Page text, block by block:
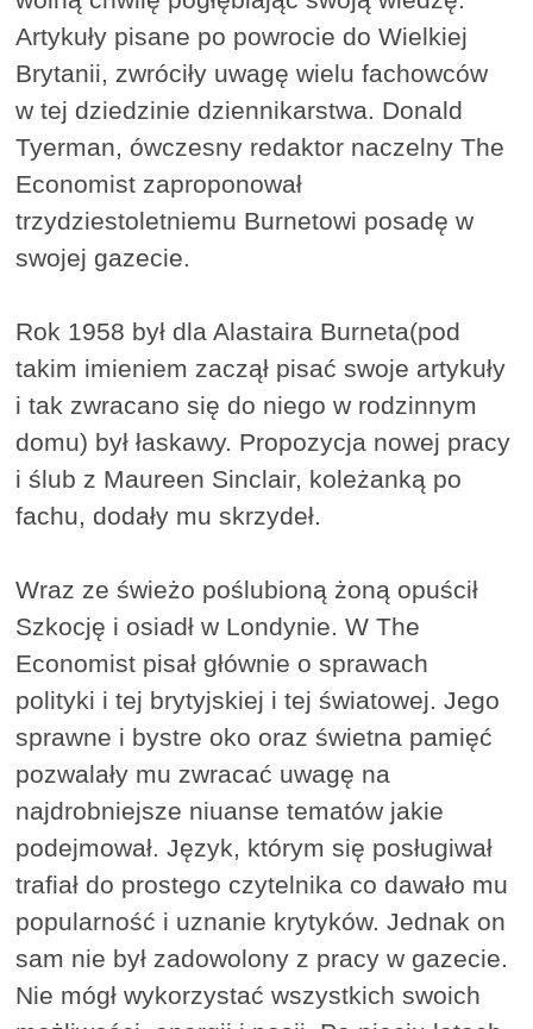
Artykuły pisane po powrocie do Wielkiej
Brytanii, zwróciły uwagę wielu fachowców
w tej dziedzinie dziennikarstwa. Donald
Tyerman, ówczesny redaktor naczelny The
Economist zaproponował
trzydziestoletniemu Burnetowi posadę w
swojej gazecie.
Rok 1958 był dla Alastaira Burneta(pod
takim imieniem zaczął pisać swoje artykuły
i tak zwracano się do niego w rodzinnym
domu) był łaskawy. Propozycja nowej pracy
i ślub z Maureen Sinclair, koleżanką po
fachu, dodały mu skrzydeł.
Wraz ze świeżo poślubioną żoną opuścił
Szkocję i osiadł w Londynie. W The
Economist pisał głównie o sprawach
polityki i tej brytyjskiej i tej światowej. Jego
sprawne i bystre oko oraz świetna pamięć
pozwalały mu zwracać uwagę na
najdrobniejsze niuanse tematów jakie
podejmował. Język, którym się posługiwał
trafiał do prostego czytelnika co dawało mu
popularność i uznanie krytyków. Jednak on
sam nie był zadowolony z pracy w gazecie.
Nie mógł wykorzystać wszystkich swoich